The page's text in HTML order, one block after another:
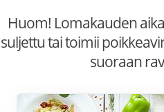
Huom! Lomakauden
suljettu tai toimii
suoraan